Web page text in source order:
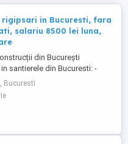
rigipsari in Bucuresti, fara
salariu 8500 lei luna,
din București
santierele din Bucuresti: -
montator casetat Se ofera: -
carte de munca - salariu de la
în funcție de experienta, cu
- ...
Bucuresti